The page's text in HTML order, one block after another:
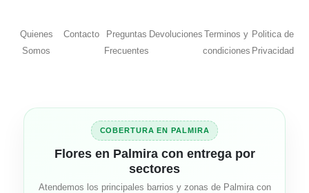
Quienes
Somos
Contacto
Preguntas
Frecuentes
Devoluciones Terminos y
condiciones
Politica de
Privacidad
COBERTURA EN PALMIRA
Flores en Palmira con entrega por
sectores
Atendemos los principales barrios y zonas de Palmira con